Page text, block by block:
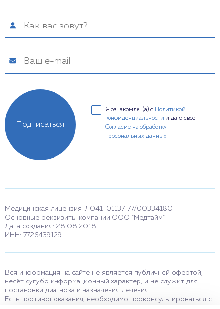
Я ознакомлен(а) с
Политикой
конфиденциальности и даю свое
Согласие на обработку
персональных данных
Подписаться
Медицинская лицензия: Л041-01137-77/00334180
Основные реквизиты компании ООО "Медтайм"
Дата создания: 28.08.2018
ИНН: 7726439129
Вся информация на сайте не является публичной офертой,
несёт сугубо информационный характер, и не служит для
постановки диагноза и назначения лечения.
Есть противопоказания, необходимо проконсультироваться с